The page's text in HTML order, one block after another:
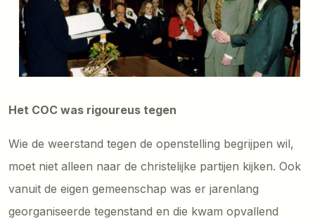
Het COC was rigoureus tegen
Wie de weerstand tegen de openstelling begrijpen wil,
moet niet alleen naar de christelijke partijen kijken. Ook
vanuit de eigen gemeenschap was er jarenlang
georganiseerde tegenstand en die kwam opvallend